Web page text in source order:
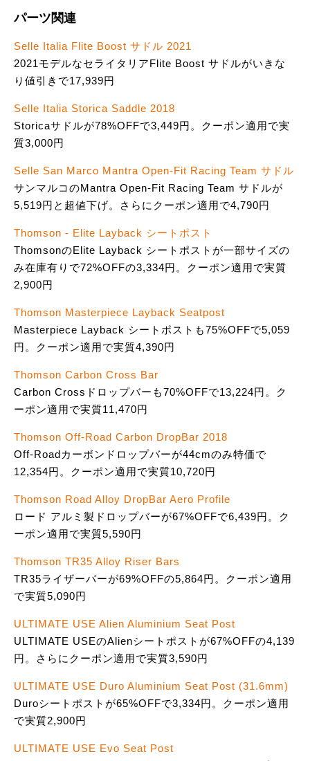
パーツ関連
Selle Italia Flite Boost サドル 2021
2021モデルなセライタリアFlite Boost サドルがいきな
り値引きで17,939円
Selle Italia Storica Saddle 2018
Storicaサドルが78%OFFで3,449円。クーポン適用で実
質3,000円
Selle San Marco Mantra Open-Fit Racing Team サドル
サンマルコのMantra Open-Fit Racing Team サドルが
5,519円と超値下げ。さらにクーポン適用で4,790円
Thomson - Elite Layback シートポスト
ThomsonのElite Layback シートポストが一部サイズの
み在庫有りで72%OFFの3,334円。クーポン適用で実質
2,900円
Thomson Masterpiece Layback Seatpost
Masterpiece Layback シートポストも75%OFFで5,059
円。クーポン適用で実質4,390円
Thomson Carbon Cross Bar
Carbon Crossドロップバーも70%OFFで13,224円。ク
ーポン適用で実質11,470円
Thomson Off-Road Carbon DropBar 2018
Off-Roadカーボンドロップバーが44cmのみ特価で
12,354円。クーポン適用で実質10,720円
Thomson Road Alloy DropBar Aero Profile
ロード アルミ製ドロップバーが67%OFFで6,439円。ク
ーポン適用で実質5,590円
Thomson TR35 Alloy Riser Bars
TR35ライザーバーが69%OFFの5,864円。クーポン適用
で実質5,090円
ULTIMATE USE Alien Aluminium Seat Post
ULTIMATE USEのAlienシートポストが67%OFFの4,139
円。さらにクーポン適用で実質3,590円
ULTIMATE USE Duro Aluminium Seat Post (31.6mm)
Duroシートポストが65%OFFで3,334円。クーポン適用
で実質2,900円
ULTIMATE USE Evo Seat Post